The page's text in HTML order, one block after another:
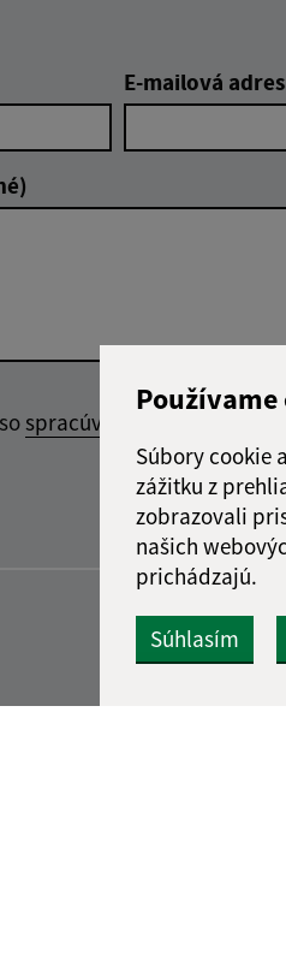
Používame
Súbory cookie
zážitku z
zobrazovali
našich
prichádzajú.
Súhlasím
E-mailová
spracúvaním